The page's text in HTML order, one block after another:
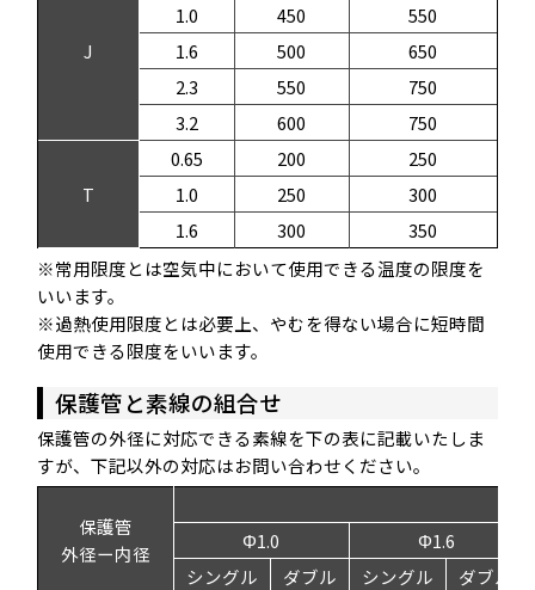
J
1.0
450
550
1.6
500
650
2.3
550
750
3.2
600 750
T
0.65 200
250
1.0
250
300
1.6
300
350
※常用限度とは空気中において使用できる温度の限度を
いいます。
※過熱使用限度とは必要上、やむを得ない場合に短時間
使用できる限度をいいます。
保護管と素線の組合せ
保護管の外径に対応できる素線を下の表に記載いたしま
すが、下記以外の対応はお問い合わせください。
保護管
外径ー内径
Φ1.0
Φ1.6
シングル
ダブル シングル
ダブル